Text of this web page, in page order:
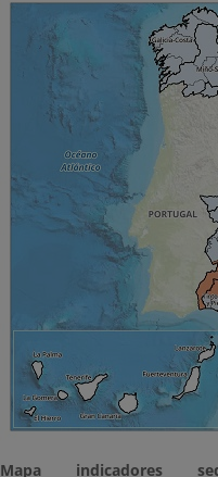
Mapa indicadores